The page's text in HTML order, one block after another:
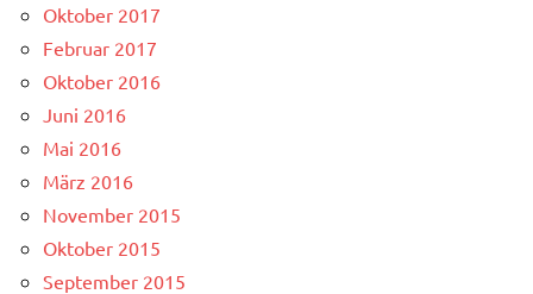
Oktober 2017
Februar 2017
Oktober 2016
Juni 2016
Mai 2016
März 2016
November 2015
Oktober 2015
September 2015